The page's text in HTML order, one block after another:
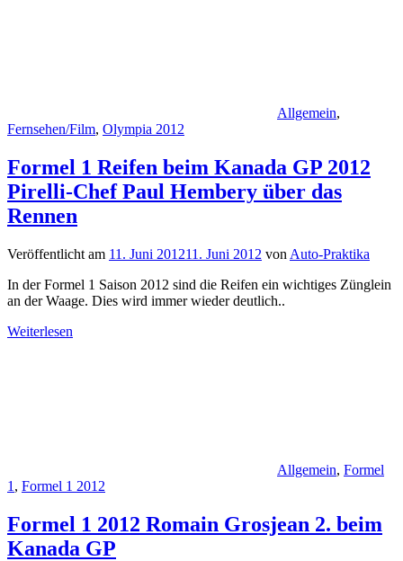
Allgemein,
Fernsehen/Film, Olympia 2012
Formel 1 Reifen beim Kanada GP 2012
Pirelli-Chef Paul Hembery über das
Rennen
Veröffentlicht am 11. Juni 201211. Juni 2012 von Auto-Praktika
In der Formel 1 Saison 2012 sind die Reifen ein wichtiges Zünglein
an der Waage. Dies wird immer wieder deutlich..
Weiterlesen
Allgemein, Formel
1 , Formel 1 2012
Formel 1 2012 Romain Grosjean 2. beim
Kanada GP